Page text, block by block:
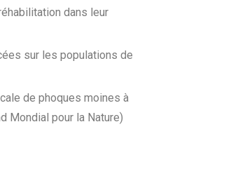
dans leur
sur les populations de
de phoques moines à
Mondial pour la Nature)